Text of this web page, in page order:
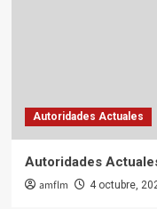
Autoridades Actuales
Autoridades
amflm 4 octubre,